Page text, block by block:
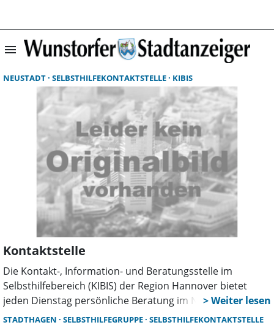
menu
NEUSTADT SELBSTHILFEKONTAKTSTELLE KIBIS
Kontaktstelle
Die Kontakt-, Information- und Beratungsstelle im
Selbsthilfebereich (KIBIS) der Region Hannover bietet
jeden Dienstag persönliche Beratung im NeuStadtTor,
Wunstorfer Straße 8, 2OG an.
STADTHAGEN SELBSTHILFEGRUPPE SELBSTHILFEKONTAKTSTELLE